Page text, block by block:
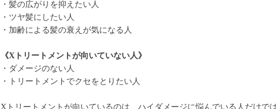
・髪の広がりを抑えたい人
・ツヤ髪にしたい人
・加齢による髪の衰えが気になる人
《Xトリートメントが向いていない人》
・ダメージのない人
・トリートメントでクセをとりたい人
Xトリートメントが向いているのは、ハイダメージに悩んでいる人だけで